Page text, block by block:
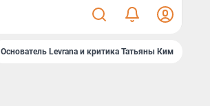
Основатель Levrana и критика Татьяны Ким